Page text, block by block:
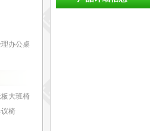
办公桌
大班椅
椅